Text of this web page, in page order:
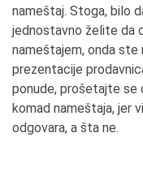
nameštaj. Stoga, bilo
jednostavno želite da
nameštajem, onda
prezentacije
ponude, prošetajte se
komad nameštaja, jer
odgovara, a šta ne.